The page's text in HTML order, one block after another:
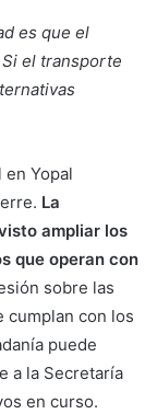
es que el
el transporte
Yopal
La
ampliar los
que operan con
sobre las
cumplan con los
puede
a la Secretaría
en curso.